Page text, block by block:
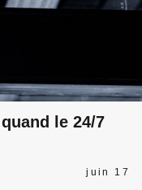
le 24/7
juin 17